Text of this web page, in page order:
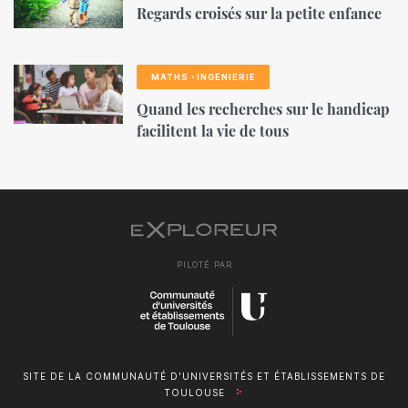
Regards croisés sur la petite enfance
MATHS・INGÉNIERIE
Quand les recherches sur le handicap
facilitent la vie de tous
PILOTÉ PAR
SITE DE LA COMMUNAUTÉ D'UNIVERSITÉS ET ÉTABLISSEMENTS DE
TOULOUSE